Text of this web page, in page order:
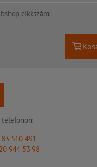
cikkszám:
telefonon:
510 491
944 53 98